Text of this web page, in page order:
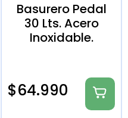
Basurero Pedal
30 Lts. Acero
Inoxidable.
$64.990